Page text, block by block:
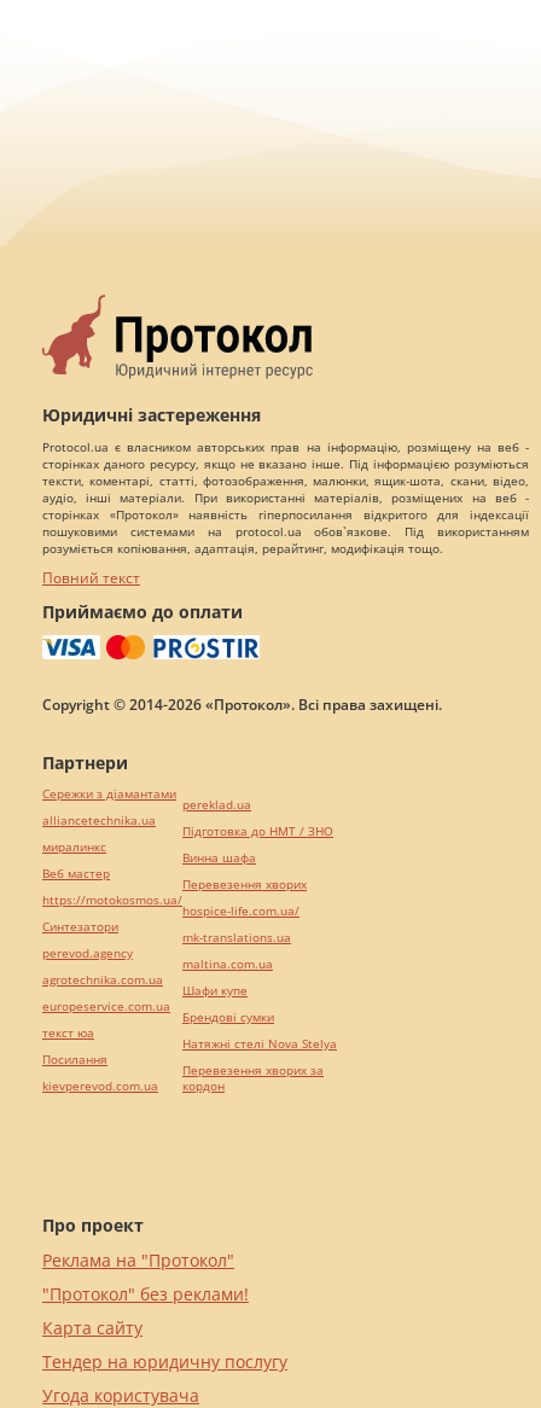
Юридичні застереження
Protocol.ua є власником авторських прав на інформацію, розміщену на веб -
сторінках даного ресурсу, якщо не вказано інше. Під інформацією розуміються
тексти, коментарі, статті, фотозображення, малюнки, ящик-шота, скани, відео,
аудіо, інші матеріали. При використанні матеріалів, розміщених на веб -
сторінках «Протокол» наявність гіперпосилання відкритого для індексації
пошуковими системами на protocol.ua обов`язкове. Під використанням
розуміється копіювання, адаптація, рерайтинг, модифікація тощо.
Повний текст
Приймаємо до оплати
Copyright © 2014-2026 «Протокол». Всі права захищені.
Про проект
Реклама на "Протокол"
"Протокол" без реклами!
Карта сайту
Тендер на юридичну послугу
Угода користувача
Партнери
Сережки з діамантами
alliancetechnika.ua
миралинкс
Веб мастер
https://motokosmos.ua/
Синтезатори
perevod.agency
agrotechnika.com.ua
europeservice.com.ua
текст юа
Посилання
kievperevod.com.ua
pereklad.ua
Підготовка до НМТ / ЗНО
Винна шафа
Перевезення хворих
hospice-life.com.ua/
mk-translations.ua
maltina.com.ua
Шафи купе
Брендові сумки
Натяжні стелі Nova Stelya
Перевезення хворих за
кордон